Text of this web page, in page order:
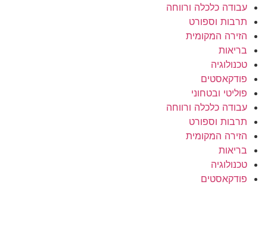
עבודה כלכלה ורווחה
תרבות וספורט
הזירה המקומית
בריאות
טכנולוגיה
פודקאסטים
פוליטי ובטחוני
עבודה כלכלה ורווחה
תרבות וספורט
הזירה המקומית
בריאות
טכנולוגיה
פודקאסטים